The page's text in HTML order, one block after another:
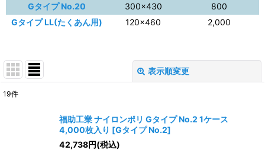
Gタイプ No.20
300×430
800
Gタイプ LL(たくあん用)
120×460 2,000
表示順変更
19件
福助工業 ナイロンポリ Gタイプ No.2 1ケース
4,000枚入り [Gタイプ No.2]
42,738円(税込)